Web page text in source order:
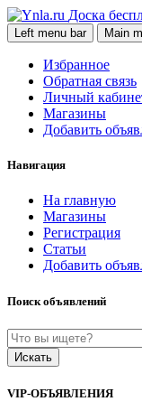
Доска
Left menu bar Main
Избранное
Обратная связь
Личный
Магазины
Добавить
Навигация
На главную
Магазины
Регистрация
Статьи
Добавить
Поиск объявлений
Искать
VIP-ОБЪЯВЛЕНИЯ